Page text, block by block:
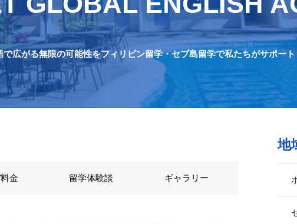
で広がる無限の可能性をフィリピン留学・セブ島留学で私たちがサポー
金 留学体験談 ギャラリー
地